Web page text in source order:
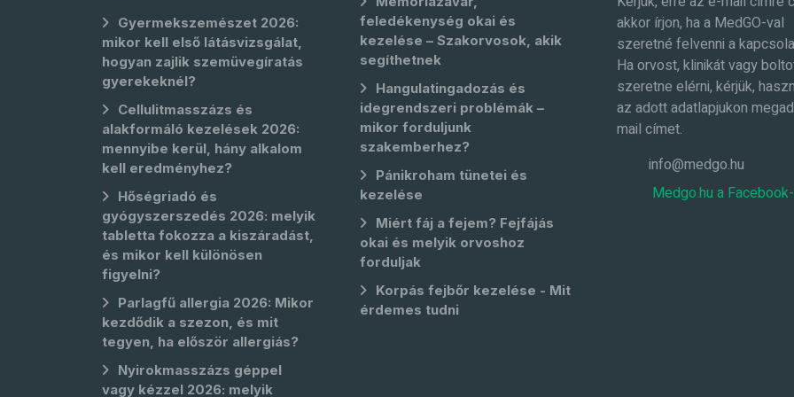
Gyermekszemészet 2026:
mikor kell első látásvizsgálat,
hogyan zajlik szemüvegíratás
gyerekeknél?
Cellulitmasszázs és
alakformáló kezelések 2026:
mennyibe kerül, hány alkalom
kell eredményhez?
Hőségriadó és
gyógyszerszedés 2026: melyik
tabletta fokozza a kiszáradást,
és mikor kell különösen
figyelni?
Parlagfű allergia 2026: Mikor
kezdődik a szezon, és mit
tegyen, ha először allergiás?
Nyirokmasszázs géppel
vagy kézzel 2026: melyik
feledékenység okai és
kezelése – Szakorvosok, akik
segíthetnek
Hangulatingadozás és
idegrendszeri problémák –
mikor forduljunk
szakemberhez?
Pánikroham tünetei és
kezelése
Miért fáj a fejem? Fejfájás
okai és melyik orvoshoz
forduljak
Korpás fejbőr kezelése - Mit
érdemes tudni
akkor írjon, ha a MedGO-val
szeretné felvenni a
Ha orvost, klinikát vagy
szeretne elérni, kérjük,
az adott adatlapjukon
mail címet.
info@medgo.hu
Medgo.hu a